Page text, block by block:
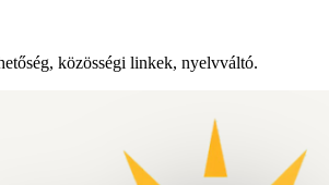
közösségi linkek, nyelvváltó.